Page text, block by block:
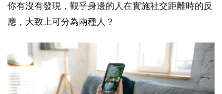
你有沒有發現，觀乎身邊的人在實施社交距離時的反
應，大致上可分為兩種人？